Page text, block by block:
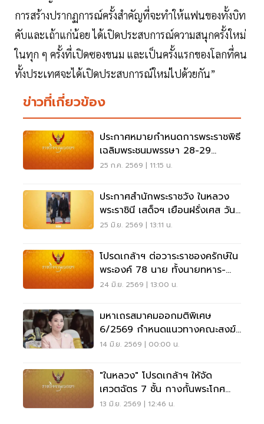
การสร้างปรากฏการณ์ครั้งสำคัญที่จะทำให้แฟนของทั้งบิท
คับและเถ้าแก่น้อย ได้เปิดประสบการณ์ความสนุกครั้งใหม่
ในทุก ๆ ครั้งที่เปิดซองขนม และเป็นครั้งแรกของโลกที่คน
ทั้งประเทศจะได้เปิดประสบการณ์ใหม่ไปด้วยกัน”
ข่าวที่เกี่ยวข้อง
ประกาศหมายกำหนดการพระราชพิธี
เฉลิมพระชนมพรรษา 28-29
กรกฎาคม 2569
25 ก.ค. 2569 | 11:15 น.
ประกาศสำนักพระราชวัง ในหลวง
พระราชินี เสด็จฯ เยือนฝรั่งเศส วันที่
28 มิ.ย.-2 ก.ค.นี้
25 มิ.ย. 2569 | 13:11 น.
โปรดเกล้าฯ ต่อวาระราชองครักษ์ใน
พระองค์ 78 นาย ทั้งนายทหาร-
ตำรวจ
24 มิ.ย. 2569 | 13:00 น.
มหาเถรสมาคมออกมติพิเศษ
6/2569 กำหนดแนวทางคณะสงฆ์
จัดพิธีบำเพ็ญกุศลอุทิศถวายแด่
14 มิ.ย. 2569 | 00:00 น.
"ในหลวง" โปรดเกล้าฯ ให้จัด
เศวตฉัตร 7 ชั้น กางกั้นพระโกศ
"สมเด็จเจ้าฟ้าพัชรกิติยาภาฯ"
13 มิ.ย. 2569 | 12:46 น.